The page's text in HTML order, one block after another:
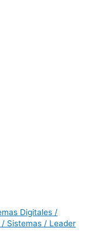
Digitales /
Sistemas / Leader